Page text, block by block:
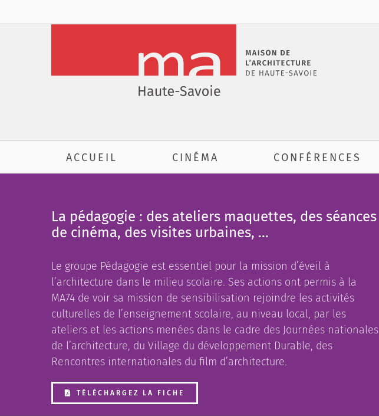
ACCUEIL CINÉMA CONFÉRENCES
La pédagogie : des ateliers maquettes, des séances
de cinéma, des visites urbaines, …
Le groupe Pédagogie est essentiel pour la mission d’éveil à
l’architecture dans le milieu scolaire. Ses actions ont permis à la
MA74 de voir sa mission de sensibilisation rejoindre les activités
culturelles de l’enseignement scolaire, au niveau local, par les
ateliers et les actions menées dans le cadre des Journées nationales
de l’architecture, du Village du développement Durable, des
Rencontres internationales du film d’architecture.
TÉLÉCHARGEZ LA FICHE